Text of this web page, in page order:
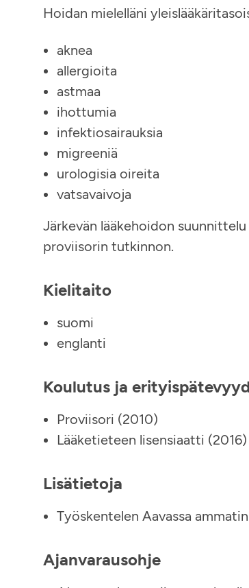
Hoidan mielelläni
aknea
allergioita
astmaa
ihottumia
infektiosairauksia
migreeniä
urologisia oireita
vatsavaivoja
Järkevän lääkehoidon
proviisorin tutkinnon.
Kielitaito
suomi
englanti
Koulutus ja
Proviisori (2010)
Lääketieteen lisensiaatti (2016)
Lisätietoja
Työskentelen Aavassa
Ajanvarausohje